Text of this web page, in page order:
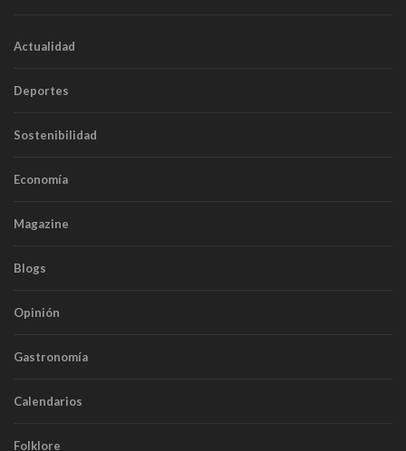
Actualidad
Deportes
Sostenibilidad
Economía
Magazine
Blogs
Opinión
Gastronomía
Calendarios
Folklore